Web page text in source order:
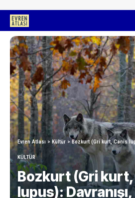
Evren Atlası > Kültür >Bozkurt (Gri kurt, Canis lupus):
KÜLTÜR
Bozkurt (Gri
lupus): Davranışı,